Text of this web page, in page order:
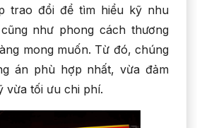
trao đổi để tìm hiểu kỹ nhu
như phong cách thương
mong muốn. Từ đó, chúng
án phù hợp nhất, vừa đảm
vừa tối ưu chi phí.